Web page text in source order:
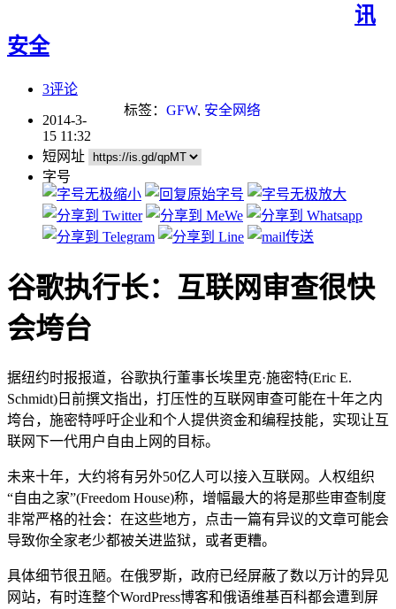
讯
安全
3评论
标签： GFW, 安全网络
2014-3-
15 11:32
短网址
字号
谷歌执行长：互联网审查很快
会垮台
据纽约时报报道，谷歌执行董事长埃里克·施密特(Eric E.
Schmidt)日前撰文指出，打压性的互联网审查可能在十年之内
垮台，施密特呼吁企业和个人提供资金和编程技能，实现让互
联网下一代用户自由上网的目标。
未来十年，大约将有另外50亿人可以接入互联网。人权组织
“自由之家”(Freedom House)称，增幅最大的将是那些审查制度
非常严格的社会：在这些地方，点击一篇有异议的文章可能会
导致你全家老少都被关进监狱，或者更糟。
具体细节很丑陋。在俄罗斯，政府已经屏蔽了数以万计的异见
网站，有时连整个WordPress博客和俄语维基百科都会遭到屏